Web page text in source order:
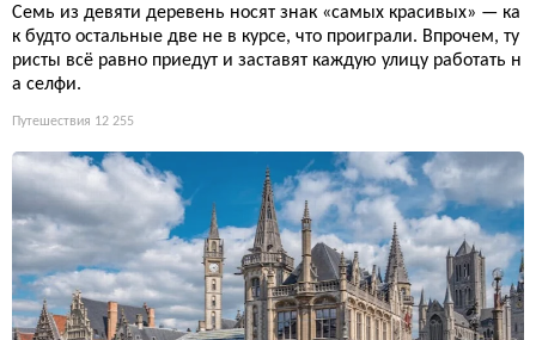
Семь из девяти деревень носят знак «самых красивых» — ка
к будто остальные две не в курсе, что проиграли. Впрочем, ту
ристы всё равно приедут и заставят каждую улицу работать н
а селфи.
Путешествия 12 255